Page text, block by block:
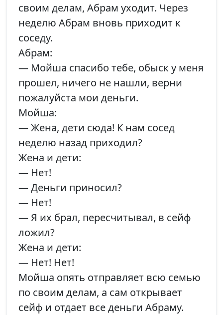
своим делам, Абрам уходит. Через
неделю Абрам вновь приходит к
соседу.
Абрам:
— Мойша спасибо тебе, обыск у меня
прошел, ничего не нашли, верни
пожалуйста мои деньги.
Мойша:
— Жена, дети сюда! К нам сосед
неделю назад приходил?
Жена и дети:
— Нет!
— Деньги приносил?
— Нет!
— Я их брал, пересчитывал, в сейф
ложил?
Жена и дети:
— Нет! Нет!
Мойша опять отправляет всю семью
по своим делам, а сам открывает
сейф и отдает все деньги Абраму.